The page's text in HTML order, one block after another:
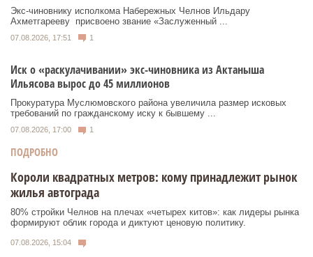
Экс‑чиновнику исполкома Набережных Челнов Ильдару
Ахметгарееву присвоено звание «Заслуженный ...
07.08.2026, 17:51 1
Иск о «раскулачивании» экс-чиновника из Актаныша
Ильясова вырос до 45 миллионов
Прокуратура Муслюмовского района увеличила размер исковых
требований по гражданскому иску к бывшему ...
07.08.2026, 17:00 1
ПОДРОБНО
Короли квадратных метров: кому принадлежит рынок
жилья автограда
80% стройки Челнов на плечах «четырех китов»: как лидеры рынка
формируют облик города и диктуют ценовую политику.
07.08.2026, 15:04